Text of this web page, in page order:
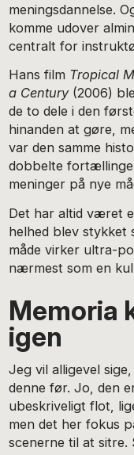
meningsdannelse.
komme udover
centralt for
Hans film Tropical
a Century (2006)
de to dele i den
hinanden at gøre,
var den samme
dobbelte
meninger på nye
Det har altid været
helhed blev stykket
måde virker ultra-
nærmest som en
Memoria
igen
Jeg vil alligevel
denne før. Jo, den
ubeskriveligt flot,
men det her fokus
scenerne til at sitre.